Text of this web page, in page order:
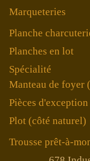
Marqueteries
Planche
Planches en lot
Spécialité
Manteau de foyer
Pièces d'exception
Plot (côté naturel)
Trousse prêt-à-